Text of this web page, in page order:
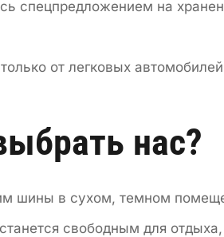
спецпредложением на
от легковых
нас?
шины в сухом, темном
свободным для